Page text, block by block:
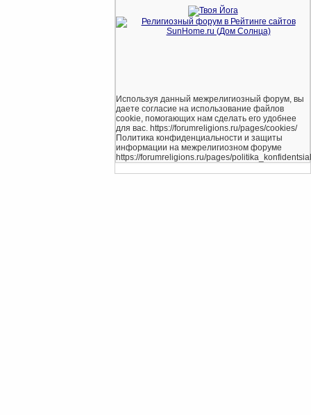
Используя данный межрелигиозный форум, вы
даете согласие на использование файлов
cookie, помогающих нам сделать его удобнее
для вас. https://forumreligions.ru/pages/cookies/
Политика конфиденциальности и защиты
информации на межрелигиозном форуме
https://forumreligions.ru/pages/